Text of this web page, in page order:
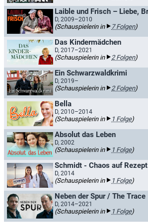
D, 2009–2010
(Schauspielerin in 7 Folgen)
Das Kindermädchen
D, 2017–2021
(Schauspielerin in 2 Folgen)
Ein Schwarzwaldkrimi
D, 2019–
(Schauspielerin in 2 Folgen)
Bella
D, 2010–2014
(Schauspielerin in 1 Folge)
Absolut das Leben
D, 2002
(Schauspielerin in 1 Folge)
Schmidt - Chaos auf Rezept
D, 2014
(Schauspielerin in 1 Folge)
Neben der Spur / The Trace
D, 2014–2021
(Schauspielerin in 1 Folge)